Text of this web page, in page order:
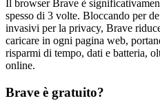
Il browser Brave è
spesso di 3 volte. Bloccando per
invasivi per la privacy, Brave
caricare in ogni pagina web,
risparmi di tempo, dati e batteria,
online.
Brave è gratuito?